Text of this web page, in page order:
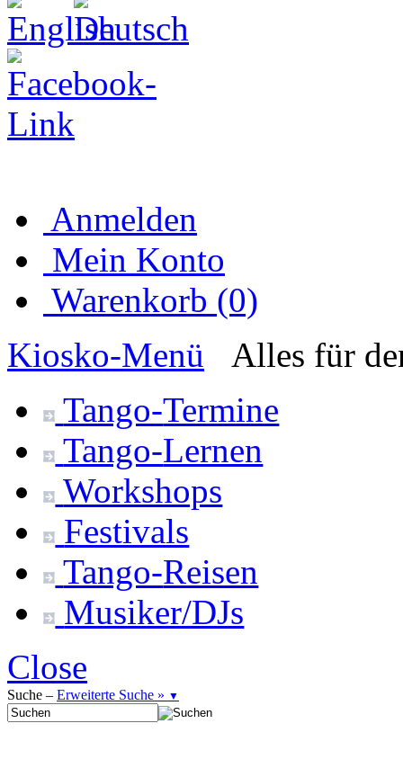
Anmelden
Mein Konto
Warenkorb (0)
Kiosko-Menü
Alles für
Tango-Termine
Tango-Lernen
Workshops
Festivals
Tango-Reisen
Musiker/DJs
Close
Suche – Erweiterte Suche » ▼